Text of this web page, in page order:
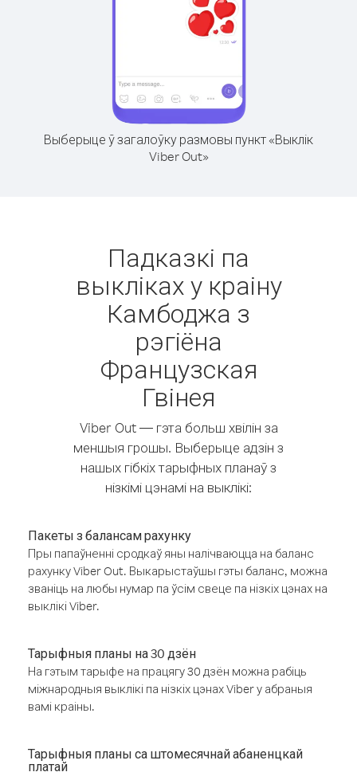
Выберыце ў загалоўку размовы пункт «Выклік
Viber Out»
Падказкі па
выкліках у краіну
Камбоджа з
рэгіёна
Французская
Гвінея
Viber Out — гэта больш хвілін за
меншыя грошы. Выберыце адзін з
нашых гібкіх тарыфных планаў з
нізкімі цэнамі на выклікі:
Пакеты з балансам рахунку
Пры папаўненні сродкаў яны налічваюцца на баланс
рахунку Viber Out. Выкарыстаўшы гэты баланс, можна
званіць на любы нумар па ўсім свеце па нізкіх цэнах на
выклікі Viber.
Тарыфныя планы на 30 дзён
На гэтым тарыфе на працягу 30 дзён можна рабіць
міжнародныя выклікі па нізкіх цэнах Viber у абраныя
вамі краіны.
Тарыфныя планы са штомесячнай абаненцкай
платай